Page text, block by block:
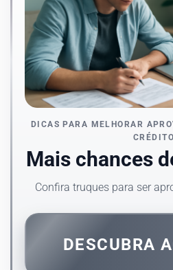
DICAS PARA MELHORAR
CRÉDITO
Mais chances
Confira truques para ser
DESCUBRA